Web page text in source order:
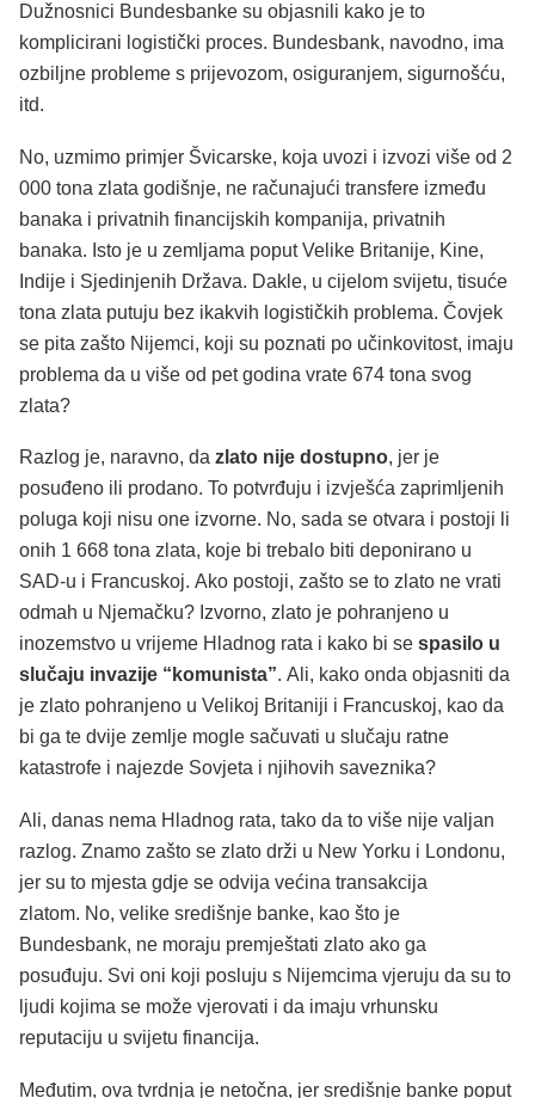
Dužnosnici Bundesbanke su objasnili kako je to
komplicirani logistički proces. Bundesbank, navodno, ima
ozbiljne probleme s prijevozom, osiguranjem, sigurnošću,
itd.
No, uzmimo primjer Švicarske, koja uvozi i izvozi više od 2
000 tona zlata godišnje, ne računajući transfere između
banaka i privatnih financijskih kompanija, privatnih
banaka. Isto je u zemljama poput Velike Britanije, Kine,
Indije i Sjedinjenih Država. Dakle, u cijelom svijetu, tisuće
tona zlata putuju bez ikakvih logističkih problema. Čovjek
se pita zašto Nijemci, koji su poznati po učinkovitost, imaju
problema da u više od pet godina vrate 674 tona svog
zlata?
Razlog je, naravno, da zlato nije dostupno, jer je
posuđeno ili prodano. To potvrđuju i izvješća zaprimljenih
poluga koji nisu one izvorne. No, sada se otvara i postoji li
onih 1 668 tona zlata, koje bi trebalo biti deponirano u
SAD-u i Francuskoj. Ako postoji, zašto se to zlato ne vrati
odmah u Njemačku? Izvorno, zlato je pohranjeno u
inozemstvo u vrijeme Hladnog rata i kako bi se spasilo u
slučaju invazije “komunista”. Ali, kako onda objasniti da
je zlato pohranjeno u Velikoj Britaniji i Francuskoj, kao da
bi ga te dvije zemlje mogle sačuvati u slučaju ratne
katastrofe i najezde Sovjeta i njihovih saveznika?
Ali, danas nema Hladnog rata, tako da to više nije valjan
razlog. Znamo zašto se zlato drži u New Yorku i Londonu,
jer su to mjesta gdje se odvija većina transakcija
zlatom. No, velike središnje banke, kao što je
Bundesbank, ne moraju premještati zlato ako ga
posuđuju. Svi oni koji posluju s Nijemcima vjeruju da su to
ljudi kojima se može vjerovati i da imaju vrhunsku
reputaciju u svijetu financija.
Međutim, ova tvrdnja je netočna, jer središnje banke poput